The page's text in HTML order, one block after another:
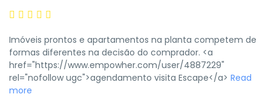
Imóveis prontos e apartamentos na planta competem de
formas diferentes na decisão do comprador. <a
href="https://www.empowher.com/user/4887229"
rel="nofollow ugc">agendamento visita Escape</a> Read
more